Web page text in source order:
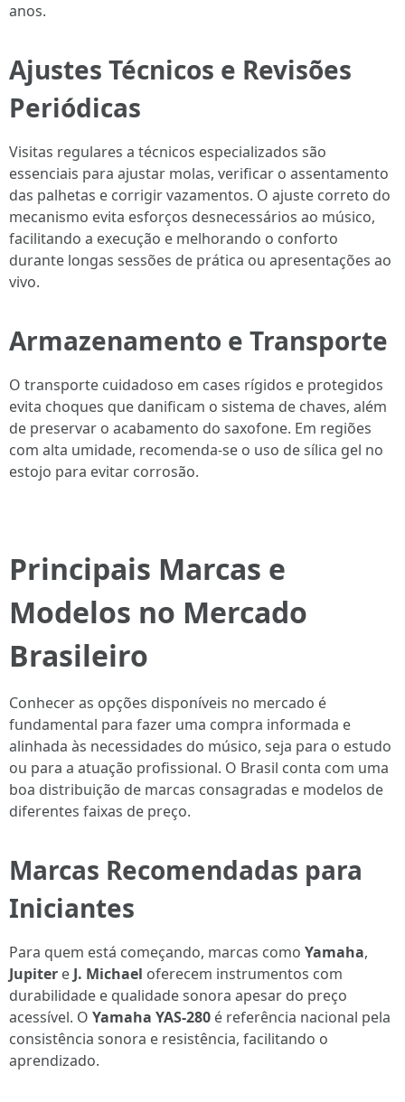
anos.
Ajustes Técnicos e Revisões
Periódicas
Visitas regulares a técnicos especializados são
essenciais para ajustar molas, verificar o assentamento
das palhetas e corrigir vazamentos. O ajuste correto do
mecanismo evita esforços desnecessários ao músico,
facilitando a execução e melhorando o conforto
durante longas sessões de prática ou apresentações ao
vivo.
Armazenamento e Transporte
O transporte cuidadoso em cases rígidos e protegidos
evita choques que danificam o sistema de chaves, além
de preservar o acabamento do saxofone. Em regiões
com alta umidade, recomenda-se o uso de sílica gel no
estojo para evitar corrosão.
Principais Marcas e
Modelos no Mercado
Brasileiro
Conhecer as opções disponíveis no mercado é
fundamental para fazer uma compra informada e
alinhada às necessidades do músico, seja para o estudo
ou para a atuação profissional. O Brasil conta com uma
boa distribuição de marcas consagradas e modelos de
diferentes faixas de preço.
Marcas Recomendadas para
Iniciantes
Para quem está começando, marcas como Yamaha,
Jupiter e J. Michael oferecem instrumentos com
durabilidade e qualidade sonora apesar do preço
acessível. O Yamaha YAS-280 é referência nacional pela
consistência sonora e resistência, facilitando o
aprendizado.